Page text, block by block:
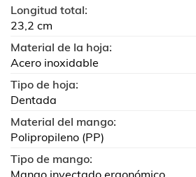
Longitud total:
23,2 cm
Material de la hoja:
Acero inoxidable
Tipo de hoja:
Dentada
Material del mango:
Polipropileno (PP)
Tipo de mango:
Mango inyectado ergonómico